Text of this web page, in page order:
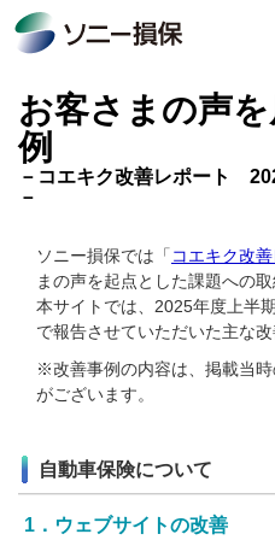
お客さまの声
例
－コエキク改善レポート
－
ソニー損保では「 コエキク改
まの声を起点とした課題への
本サイトでは、2025年度上半
で報告させていただいた主な改
※改善事例の内容は、掲載当
がございます。
自動車保険について
1．ウェブサイトの改善